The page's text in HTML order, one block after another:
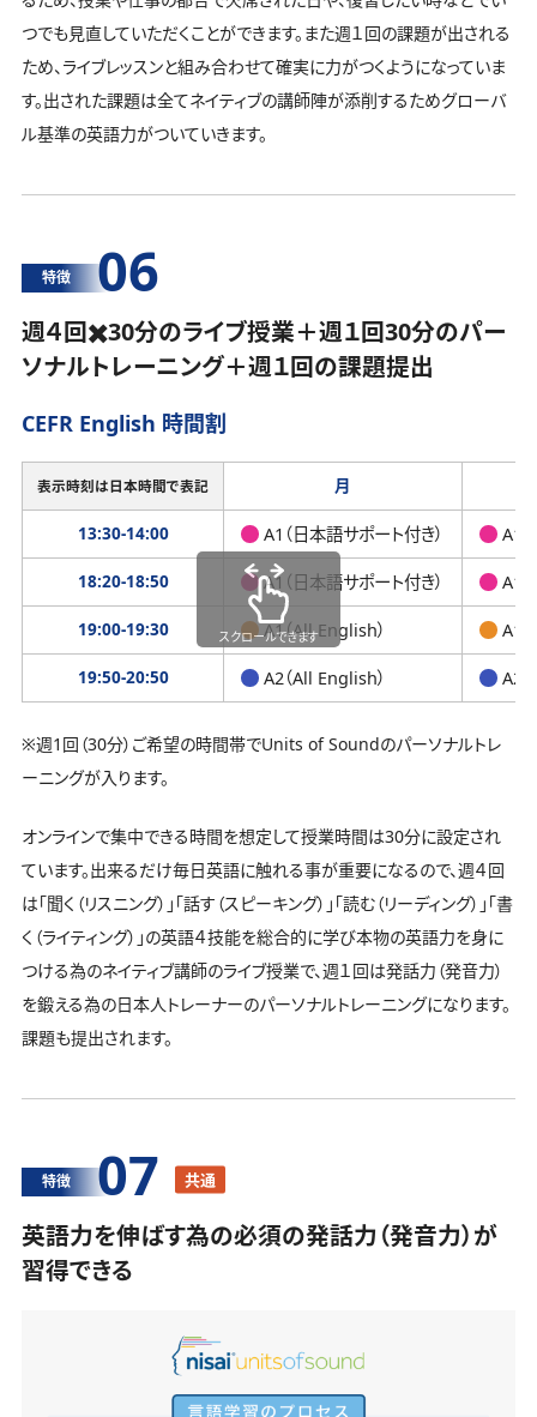
つでも見直していただくことができます。また週１回の課題が出される
ため、ライブレッスンと組み合わせて確実に力がつくようになっていま
す。出された課題は全てネイティブの講師陣が添削するためグローバ
ル基準の英語力がついていきます。
特徴 06
週４回✖️30分のライブ授業＋週１回30分のパー
ソナルトレーニング＋週１回の課題提出
CEFR English 時間割
表示時刻は日本時間で表記 月
13:30-14:00 A1（日本語サポート付き） A1
18:20-18:50 A1（日本語サポート付き） A1
19:00-19:30 A1（All English） A1
19:50-20:50 A2（All English） A2
スクロールできます
※週1回（30分）ご希望の時間帯でUnits of Soundのパーソナルトレ
ーニングが入ります。
オンラインで集中できる時間を想定して授業時間は30分に設定され
ています。出来るだけ毎日英語に触れる事が重要になるので、週４回
は「聞く（リスニング）」「話す（スピーキング）」「読む（リーディング）」「書
く（ライティング）」の英語４技能を総合的に学び本物の英語力を身に
つける為のネイティブ講師のライブ授業で、週１回は発話力（発音力）
を鍛える為の日本人トレーナーのパーソナルトレーニングになります。
課題も提出されます。
特徴 07 共通
英語力を伸ばす為の必須の発話力（発音力）が
習得できる